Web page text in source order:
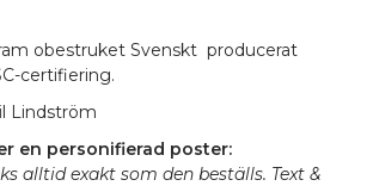
obestruket Svenskt producerat
certifiering.
Lindström
en personifierad poster:
alltid exakt som den beställs. Text &